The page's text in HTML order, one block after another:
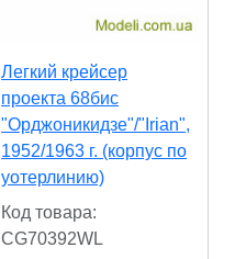
Легкий крейсер
проекта 68бис
"Орджоникидзе"/"Irian",
1952/1963 г. (корпус по
уотерлинию)
Код товара:
CG70392WL